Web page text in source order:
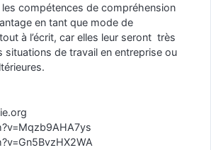
compétences de compréhension
en tant que mode de
à l’écrit, car elles leur seront très
situations de travail en entreprise ou